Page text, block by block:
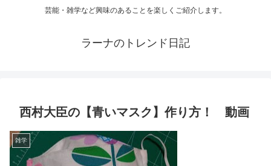
芸能・雑学など興味のあることを楽しくご紹介します。
ラーナのトレンド日記
西村大臣の【青いマスク】作り方！ 動画
雑学